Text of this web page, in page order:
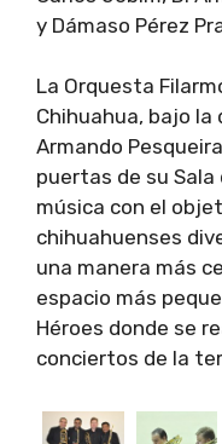
y Dámaso Pérez
La Orquesta
Chihuahua, bajo la
Armando
puertas de su
música con el
chihuahuenses
una manera más
espacio más
Héroes donde se
conciertos de la